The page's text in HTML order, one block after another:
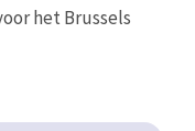
het Brussels